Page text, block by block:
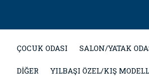
ÇOCUK ODASI SALON/YATAK
DİĞER YILBAŞI ÖZEL/KIŞ